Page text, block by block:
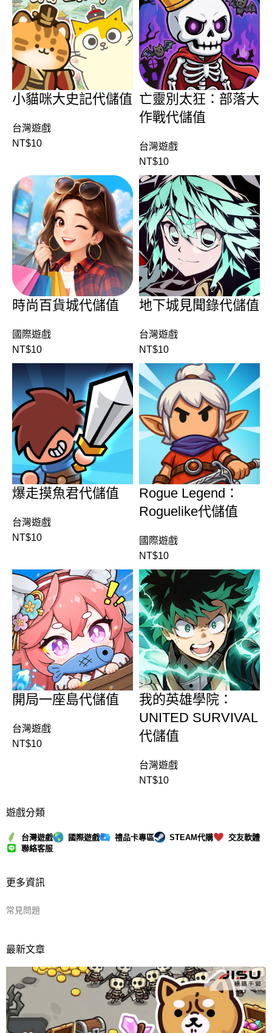
小貓咪大史記代儲值
台灣遊戲
NT$10
亡靈別太狂：部落大
作戰代儲值
台灣遊戲
NT$10
時尚百貨城代儲值
國際遊戲
NT$10
地下城見聞錄代儲值
台灣遊戲
NT$10
爆走摸魚君代儲值
台灣遊戲
NT$10
Rogue Legend：
Roguelike代儲值
國際遊戲
NT$10
開局一座島代儲值
台灣遊戲
NT$10
我的英雄學院：
UNITED SURVIVAL
代儲值
台灣遊戲
NT$10
遊戲分類
台灣遊戲 國際遊戲 禮品卡專區 STEAM代購
交友軟體
聯絡客服
更多資訊
常見問題
最新文章